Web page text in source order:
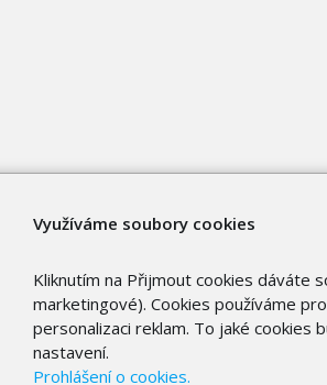
Využíváme soubory cookies
Kliknutím na Přijmout cookies dáváte
marketingové). Cookies používáme
personalizaci reklam. To jaké
nastavení.
Prohlášení o cookies.